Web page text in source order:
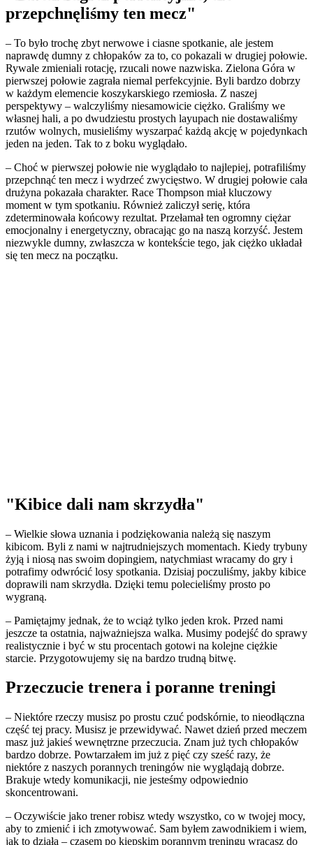
przepchnęliśmy ten mecz"
– To było trochę zbyt nerwowe i ciasne spotkanie, ale jestem
naprawdę dumny z chłopaków za to, co pokazali w drugiej połowie.
Rywale zmieniali rotację, rzucali nowe nazwiska. Zielona Góra w
pierwszej połowie zagrała niemal perfekcyjnie. Byli bardzo dobrzy
w każdym elemencie koszykarskiego rzemiosła. Z naszej
perspektywy – walczyliśmy niesamowicie ciężko. Graliśmy we
własnej hali, a po dwudziestu prostych layupach nie dostawaliśmy
rzutów wolnych, musieliśmy wyszarpać każdą akcję w pojedynkach
jeden na jeden. Tak to z boku wyglądało.
– Choć w pierwszej połowie nie wyglądało to najlepiej, potrafiliśmy
przepchnąć ten mecz i wydrzeć zwycięstwo. W drugiej połowie cała
drużyna pokazała charakter. Race Thompson miał kluczowy
moment w tym spotkaniu. Również zaliczył serię, która
zdeterminowała końcowy rezultat. Przełamał ten ogromny ciężar
emocjonalny i energetyczny, obracając go na naszą korzyść. Jestem
niezwykle dumny, zwłaszcza w kontekście tego, jak ciężko układał
się ten mecz na początku.
"Kibice dali nam skrzydła"
– Wielkie słowa uznania i podziękowania należą się naszym
kibicom. Byli z nami w najtrudniejszych momentach. Kiedy trybuny
żyją i niosą nas swoim dopingiem, natychmiast wracamy do gry i
potrafimy odwrócić losy spotkania. Dzisiaj poczuliśmy, jakby kibice
doprawili nam skrzydła. Dzięki temu polecieliśmy prosto po
wygraną.
– Pamiętajmy jednak, że to wciąż tylko jeden krok. Przed nami
jeszcze ta ostatnia, najważniejsza walka. Musimy podejść do sprawy
realistycznie i być w stu procentach gotowi na kolejne ciężkie
starcie. Przygotowujemy się na bardzo trudną bitwę.
Przeczucie trenera i poranne treningi
– Niektóre rzeczy musisz po prostu czuć podskórnie, to nieodłączna
część tej pracy. Musisz je przewidywać. Nawet dzień przed meczem
masz już jakieś wewnętrzne przeczucia. Znam już tych chłopaków
bardzo dobrze. Powtarzałem im już z pięć czy sześć razy, że
niektóre z naszych porannych treningów nie wyglądają dobrze.
Brakuje wtedy komunikacji, nie jesteśmy odpowiednio
skoncentrowani.
– Oczywiście jako trener robisz wtedy wszystko, co w twojej mocy,
aby to zmienić i ich zmotywować. Sam byłem zawodnikiem i wiem,
jak to działa – czasem po kiepskim porannym treningu wracasz do